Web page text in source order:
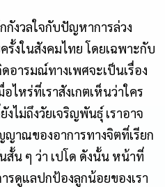
งวลใจกับปัญหาการล่วง
งในสังคมไทย โดยเฉพาะกับ
อารมณ์ทางเพศจะเป็นเรื่อง
ไหร่ที่เราสังเกตเห็นว่าใคร
ไม่ถึงวัยเจริญพันธุ์ เราอาจ
าณของอาการทางจิตที่เรียก
สั้น ๆ ว่า เปโด ดังนั้น หน้าที่
ดูแลปกป้องลูกน้อยของเรา